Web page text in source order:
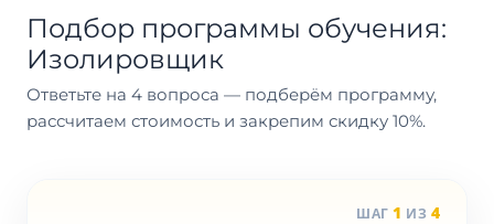
Подбор программы обучения:
Изолировщик
Ответьте на 4 вопроса — подберём программу,
рассчитаем стоимость и закрепим скидку 10%.
ШАГ 1 ИЗ 4